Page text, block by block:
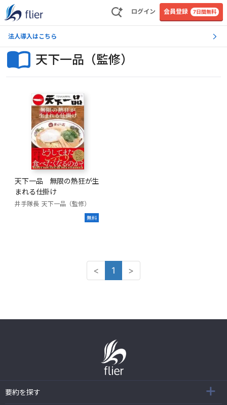
ログイン 会員登録 7日間無料
法人導入はこちら
天下一品（監修）
天下一品 無限の熱狂が生
まれる仕掛け
井手隊長 天下一品（監修）
無料
< 1 >
要約を探す